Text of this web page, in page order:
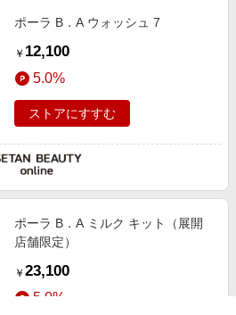
ポーラ B．A ウォッシュ 7
￥ 12,100
5.0%
ストアにすすむ
ポーラ B．A ミルク キット（展開
店舗限定）
￥ 23,100
5.0%